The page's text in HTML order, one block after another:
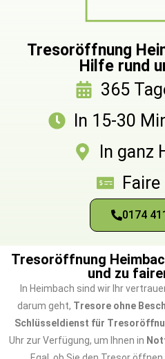
Tresoröffnung
Hilfe rund
365
In 15-30
In ganz
0174
Tresoröffnung
und zu
In Heimbach sind wir Ihr
darum geht, Tresore ohne
Schlüsseldienst für
Uhr zur Verfügung, um Ihnen in